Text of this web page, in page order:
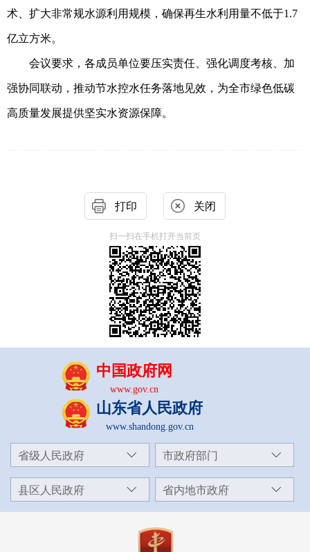
术、扩大非常规水源利用规模，确保再生水利用量不低于1.7
亿立方米。
会议要求，各成员单位要压实责任、强化调度考核、加
强协同联动，推动节水控水任务落地见效，为全市绿色低碳
高质量发展提供坚实水资源保障。
打印 关闭
扫一扫在手机打开当前页
中国政府网
www.gov.cn
山东省人民政府
www.shandong.gov.cn
省级人民政府 市政府部门
县区人民政府 省内地市政府